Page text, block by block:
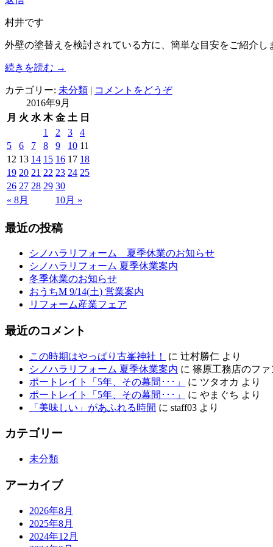
村井です
外壁の塗替えを検討されている方に、簡単な目安をご紹介し
続きを読む →
カテゴリー: 未分類 | コメントをどうぞ
2016年9月
月 火 水 木 金 土 日
« 8月 10月 »
1 2 3
4
5
6 7 8 9 10 11
12 13 14 15 16 17 18
19 20 21 22 23 24 25
26 27 28 29 30
最近の投稿
シノハラリフォーム 夏季休業のお知らせ
シノハラリフォーム 夏季休業案内
冬季休業のお知らせ
おうちM 9/14(土) 営業案内
リフォーム産業フェア
最近のコメント
この時期はやっぱり古峯神社！ に 辻村勝仁 より
シノハラリフォーム 夏季休業案内 に 篠原工務店のファ
ポートレイト「5年、その幕間･･･」
に ツタオカ より
ポートレイト「5年、その幕間･･･」
に やまぐち より
「美味しい」があふれる時間 に staff03 より
カテゴリー
未分類
アーカイブ
2026年8月
2025年8月
2024年12月